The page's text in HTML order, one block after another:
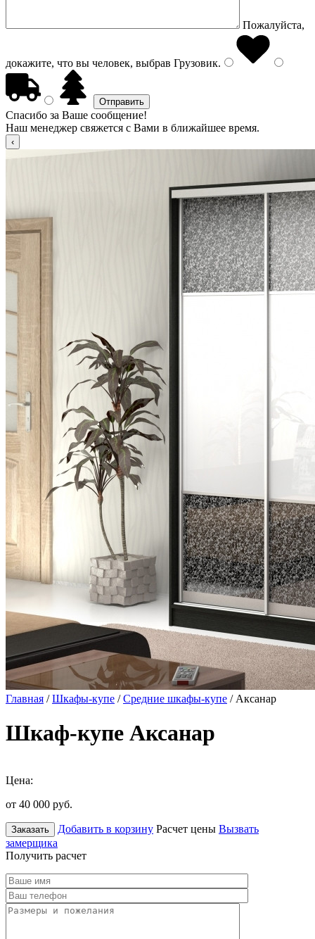
Пожалуйста,
докажите, что вы человек, выбрав Грузовик.
Спасибо за Ваше сообщение!
Наш менеджер свяжется с Вами в ближайшее время.
Главная /Шкафы-купе /Средние шкафы-купе / Аксанар
Шкаф-купе Аксанар
Цена:
от 40 000 руб.
Заказать Добавить в корзину Расчет цены Вызвать
замерщика
Получить расчет